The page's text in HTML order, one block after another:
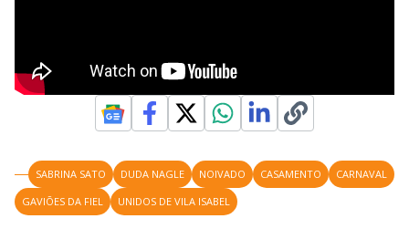
SABRINA SATO DUDA NAGLE NOIVADO CASAMENTO
CARNAVAL
GAVIÕES DA FIEL
UNIDOS DE VILA ISABEL